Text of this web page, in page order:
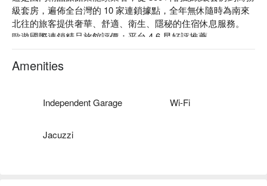
級套房，遍佈全台灣的 10 家連鎖據點，全年無休隨時為南來
北往的旅客提供奢華、舒適、衛生、隱秘的住宿休息服務。
歐遊國際連鎖精品旅館評價：平台 4.6 星好評推薦
歐遊國際連鎖精品旅館推薦：提供因應不同旅宿需求的各式房
型，有晶鑽套房、白金套房、旗艦套房、 VIP 套房、總統套房
屏東館住宿方案、歐遊國際連鎖精品旅館 屏東館休息方案立
Amenities
Independent Garage Wi-Fi
Jacuzzi